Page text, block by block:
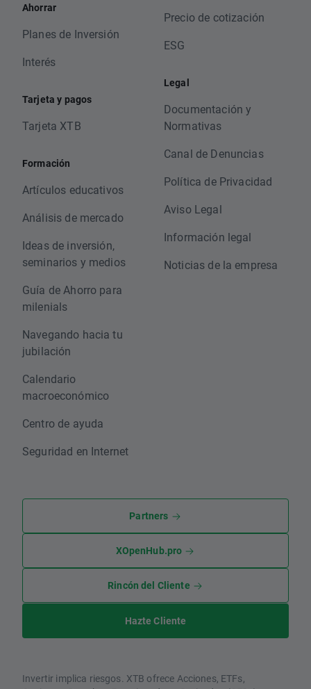
Ahorrar
Planes de Inversión
Interés
Tarjeta y pagos
Tarjeta XTB
Formación
Artículos educativos
Análisis de mercado
Ideas de inversión,
seminarios y medios
Guía de Ahorro para
milenials
Navegando hacia tu
jubilación
Calendario
macroeconómico
Centro de ayuda
Seguridad en Internet
Precio de cotización
ESG
Legal
Documentación y
Normativas
Canal de Denuncias
Política de Privacidad
Aviso Legal
Información legal
Noticias de la empresa
Partners
XOpenHub.pro
Rincón del Cliente
Hazte Cliente
Invertir implica riesgos. XTB ofrece Acciones, ETFs,